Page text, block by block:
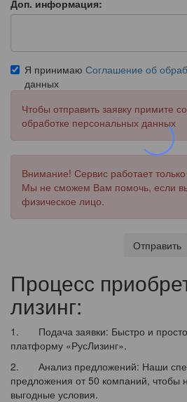
Доп. информация:
Я принимаю Соглашение об
данных
Чтобы отправить заявку примите
обработке персональных данных
Внимание! Сервис работает
Мы не сможем Вам помочь, если
физическое лицо.
Отправить
Процесс
лизинг:
1. Подача заявки: Быстро и просто
платформу «РусЛизинг».
2. Анализ предложений: Наши
предложения от 50 компаний, чтобы
выгодные условия.